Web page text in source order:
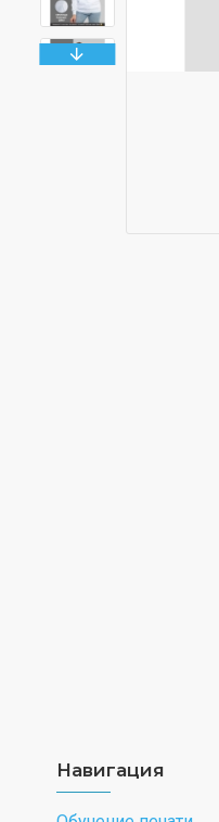
Навигация